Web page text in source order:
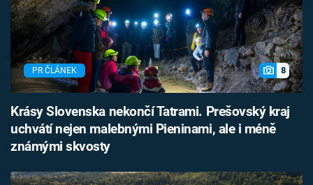
PR ČLÁNEK 8
Krásy Slovenska nekončí Tatrami. Prešovský kraj
uchvátí nejen malebnými Pieninami, ale i méně
známými skvosty